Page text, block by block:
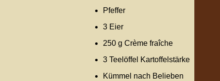
Pfeffer
3 Eier
250 g Crème fraîche
3 Teelöffel Kartoffelstärke
Kümmel nach Belieben